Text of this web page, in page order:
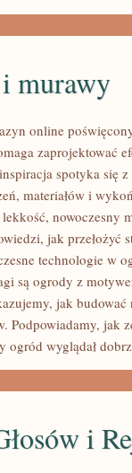
murawy
online
zaprojektować
spotyka się
materiałów i
nowoczesny
jak przełożyć
technologie w
są ogrody z
jak
Podpowiadamy, jak
ogród wyglądał
i